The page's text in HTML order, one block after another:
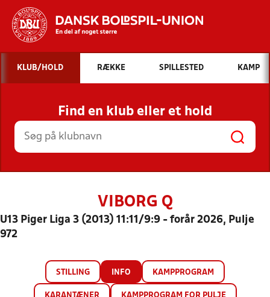
Hvad vil du søge efter?
INDHOLD OG NYHEDER
STILLINGER, RESULTATER, KLUBBER OG
HOLD
KLUB/HOLD RÆKKE SPILLESTED KAMP
Find en klub eller et hold
VIBORG Q
U13 Piger Liga 3 (2013) 11:11/9:9 - forår 2026, Pulje
972
STILLING INFO KAMPPROGRAM